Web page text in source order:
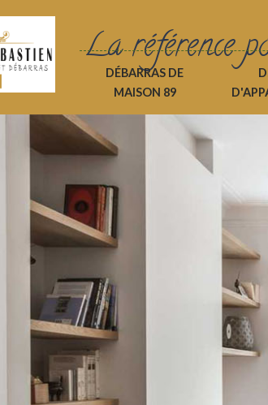
La référence
DÉBARRAS DE
MAISON 89